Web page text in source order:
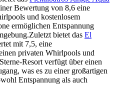
Bewertung von 8,6 eine
und kostenlosem
ermöglichen Entspannung
bietet das El
mit 7,5, eine
privaten Whirlpools und
Resort verfügt über einen
was es zu einer großartigen
Entspannung als auch